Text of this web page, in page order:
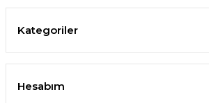
Kategoriler
Hesabım